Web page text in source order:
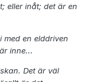
eller inåt; det är en
en elddriven
inne...
Det är väl